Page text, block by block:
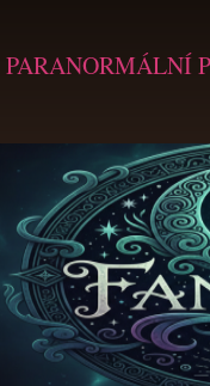
PARANORMÁLNÍ